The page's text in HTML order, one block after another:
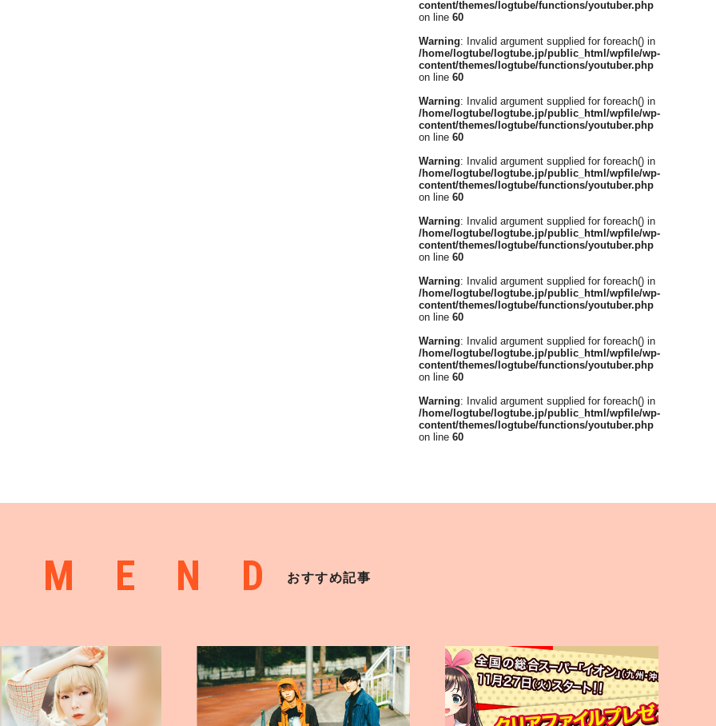
content/themes/logtube/functions/youtuber.php
on line 60
Warning: Invalid argument supplied for foreach() in
/home/logtube/logtube.jp/public_html/wpfile/wp-
content/themes/logtube/functions/youtuber.php
on line 60
Warning: Invalid argument supplied for foreach() in
/home/logtube/logtube.jp/public_html/wpfile/wp-
content/themes/logtube/functions/youtuber.php
on line 60
Warning: Invalid argument supplied for foreach() in
/home/logtube/logtube.jp/public_html/wpfile/wp-
content/themes/logtube/functions/youtuber.php
on line 60
Warning: Invalid argument supplied for foreach() in
/home/logtube/logtube.jp/public_html/wpfile/wp-
content/themes/logtube/functions/youtuber.php
on line 60
Warning: Invalid argument supplied for foreach() in
/home/logtube/logtube.jp/public_html/wpfile/wp-
content/themes/logtube/functions/youtuber.php
on line 60
Warning: Invalid argument supplied for foreach() in
/home/logtube/logtube.jp/public_html/wpfile/wp-
content/themes/logtube/functions/youtuber.php
on line 60
Warning: Invalid argument supplied for foreach() in
/home/logtube/logtube.jp/public_html/wpfile/wp-
content/themes/logtube/functions/youtuber.php
on line 60
おすすめ記事